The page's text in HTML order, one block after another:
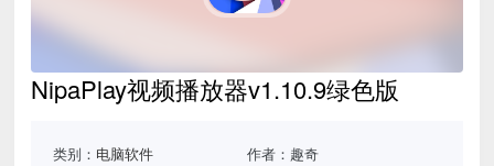
NipaPlay视频播放器v1.10.9绿色版
类别： 电脑软件 作者：趣奇